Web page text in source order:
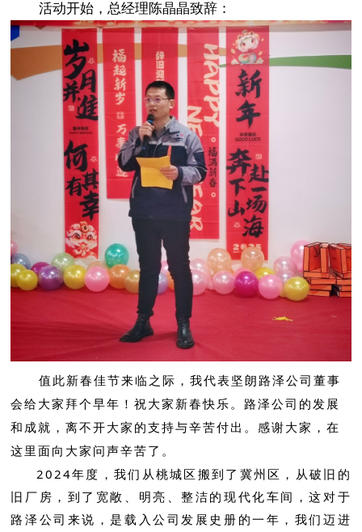
活动开始，总经理陈晶晶致辞：
值此新春佳节来临之际，我代表坚朗路泽公司董事
会给大家拜个早年！祝大家新春快乐。路泽公司的发展
和成就，离不开大家的支持与辛苦付出。感谢大家，在
这里面向大家问声辛苦了。
2024年度，我们从桃城区搬到了冀州区，从破旧的
旧厂房，到了宽敞、明亮、整洁的现代化车间，这对于
路泽公司来说，是载入公司发展史册的一年，我们迈进